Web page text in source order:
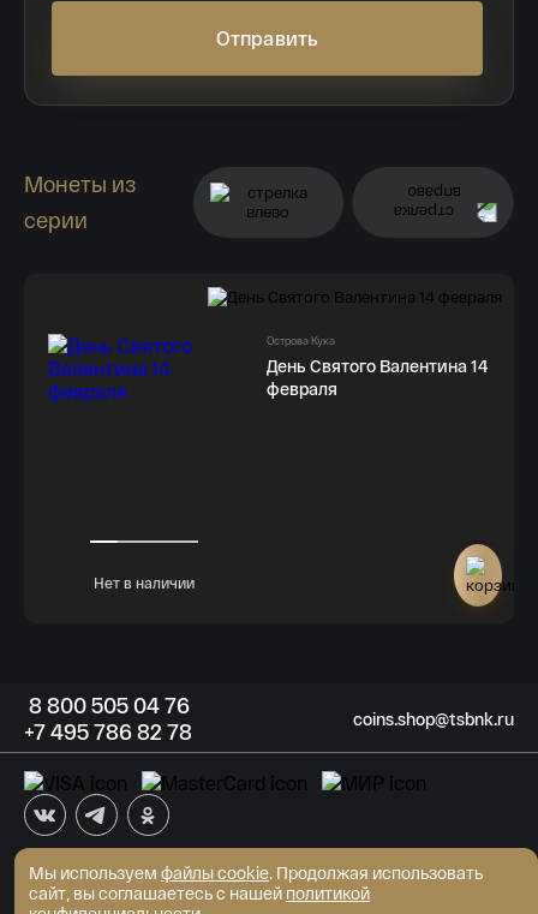
Отправить
Монеты из
серии
Нет в наличии
Острова Кука
День Святого Валентина 14
февраля
8800 50504 76
+7495 78682 78 coins.shop@tsbnk.ru
АКБ "Трансстройбанк" (АО)
Генеральная лицензия ЦБ РФ №2807 от 02.06.2015
© Интернет-магазин монет 2026
Мы используем файлы cookie. Продолжая использовать
сайт, вы соглашаетесь с нашей политикой